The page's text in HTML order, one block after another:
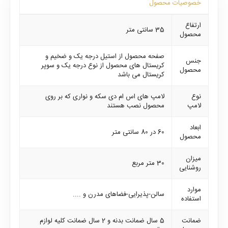
خصوصیات محصول
ارتفاع
محصول
35 سانتی متر
جنس
محصول
صفحه محصول از استیل درجه یک و ضخیم و
کریستال های محصول از نوع درجه یک و سوپر
کریستال می باشد
نوع
لامپ
لامپ های اس ام دی سکه و نواری که بر روی
محصول نصب هستند
ابعاد
محصول
60 در 80 سانتی متر
میزان
روشنایی
30 متر مربع
موارد
استفاده
سالن-پذیرایی-فضاهای مدرن و ....
ضمانت
5 سال ضمانت بدنه و 2 سال ضمانت کلیه لوازم